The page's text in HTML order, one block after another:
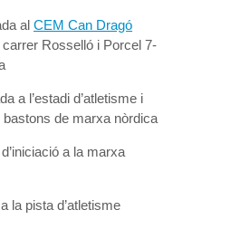
al CEM Can Dragó
Rosselló i Porcel 7-
a l’estadi d’atletisme i
bastons de marxa nòrdica
a la marxa
la pista d’atletisme